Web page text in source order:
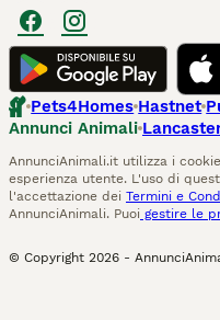
Pets4Homes Hastnet
Annunci Animali
AnnunciAnimali.it utilizza i
esperienza utente. L'uso di
l'accettazione dei Termini e
AnnunciAnimali. Puoi gestire le
© Copyright 2026 -